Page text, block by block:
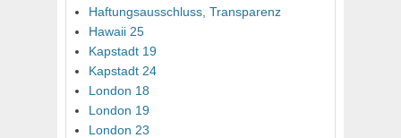
Haftungsausschluss, Transparenz
Hawaii 25
Kapstadt 19
Kapstadt 24
London 18
London 19
London 23